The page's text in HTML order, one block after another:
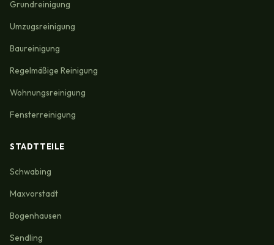
Grundreinigung
Umzugsreinigung
Baureinigung
Regelmäßige Reinigung
Wohnungsreinigung
Fensterreinigung
STADTTEILE
Schwabing
Maxvorstadt
Bogenhausen
Sendling